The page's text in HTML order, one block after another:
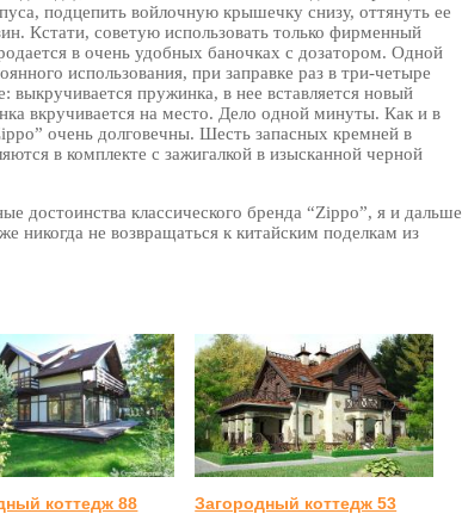
подцепить войлочную крышечку снизу, оттянуть ее
Кстати, советую использовать только фирменный
в очень удобных баночках с дозатором. Одной
использования, при заправке раз в три-четыре
пружинка, в нее вставляется новый
вкручивается на место. Дело одной минуты. Как и в
очень долговечны. Шесть запасных кремней в
в комплекте с зажигалкой в изысканной черной
достоинства классического бренда “Zippo”, я и дальше
никогда не возвращаться к китайским поделкам из
коттедж 88 Загородный коттедж 53